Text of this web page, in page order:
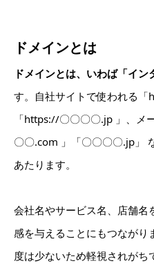
ドメインとは
ドメインとは、いわば「イ
す。自社サイトで使われる
「https://〇〇〇〇.jp 」、メ
〇〇.com 」「〇〇〇〇.jp」
あたります。
会社名やサービス名、店舗名
感を与えることにもつながり
度は少ないため軽視されがち